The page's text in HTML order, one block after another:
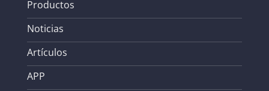
Productos
Noticias
Artículos
APP